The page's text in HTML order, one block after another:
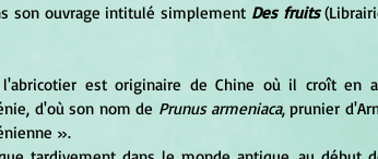
son ouvrage intitulé simplement Des fruits
d'où son nom de Prunus armeniaca, prunier
».